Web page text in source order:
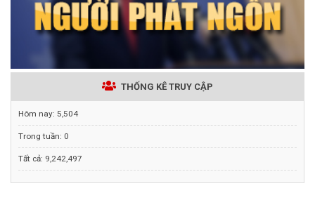
THỐNG KÊ TRUY CẬP
Hôm nay: 5,504
Trong tuần: 0
Tất cả: 9,242,497